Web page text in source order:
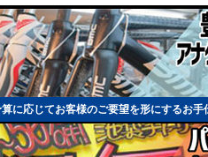
算に応じてお客様のご要望を形にするお手